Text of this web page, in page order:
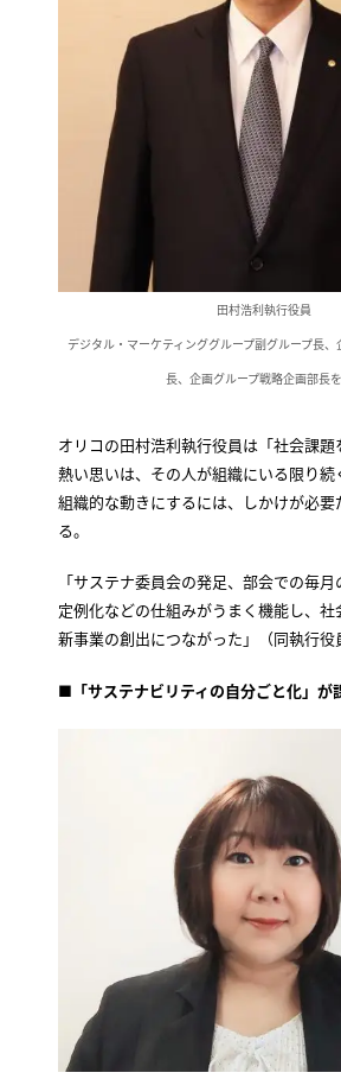
田村浩利執行役員
デジタル・マーケティンググループ副グループ長
長、企画グループ戦略企画部長
オリコの田村浩利執行役員は「社会課題
熱い思いは、その人が組織にいる限り
組織的な動きにするには、しかけが必要
る。
「サステナ委員会の発足、部会での毎
定例化などの仕組みがうまく機能し、
新事業の創出につながった」（同執行役
■「サステナビリティの自分ごと化」が